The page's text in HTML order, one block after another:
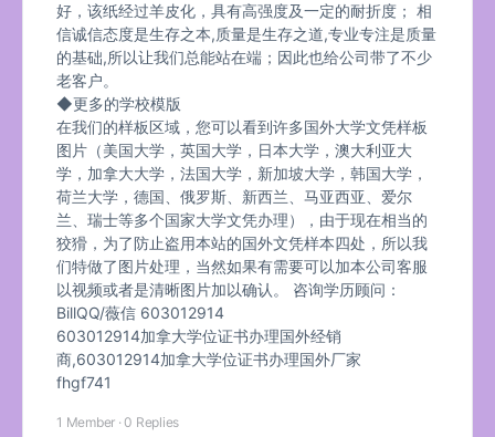
好，该纸经过羊皮化，具有高强度及一定的耐折度； 相
信诚信态度是生存之本,质量是生存之道,专业专注是质量
的基础,所以让我们总能站在端；因此也给公司带了不少
老客户。
◆更多的学校模版
在我们的样板区域，您可以看到许多国外大学文凭样板
图片（美国大学，英国大学，日本大学，澳大利亚大
学，加拿大大学，法国大学，新加坡大学，韩国大学，
荷兰大学，德国、俄罗斯、新西兰、马亚西亚、爱尔
兰、瑞士等多个国家大学文凭办理），由于现在相当的
狡猾，为了防止盗用本站的国外文凭样本四处，所以我
们特做了图片处理，当然如果有需要可以加本公司客服
以视频或者是清晰图片加以确认。 咨询学历顾问：
BillQQ/薇信 603012914
603012914加拿大学位证书办理国外经销
商,603012914加拿大学位证书办理国外厂家
fhgf741
1 Member · 0 Replies